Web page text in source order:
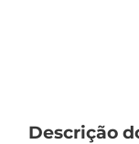
Descrição